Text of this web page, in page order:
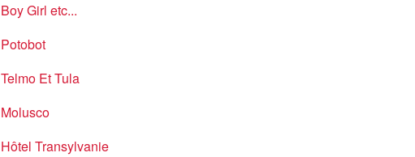
Boy Girl etc...
Potobot
Telmo Et Tula
Molusco
Hôtel Transylvanie